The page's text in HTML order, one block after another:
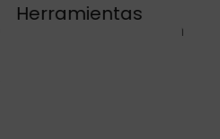
Herramientas
trabajando con
contenidos,
orgánico B2B. Sin